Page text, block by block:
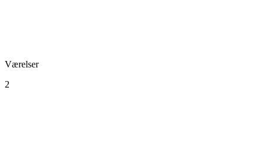
Værelser
2